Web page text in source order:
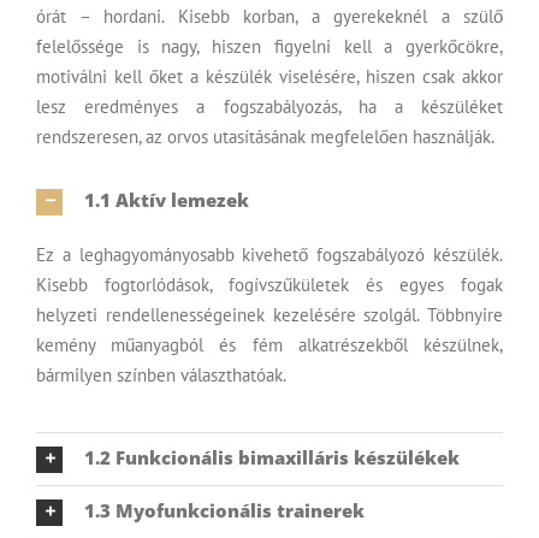
órát – hordani. Kisebb korban, a gyerekeknél a szülő
felelőssége is nagy, hiszen figyelni kell a gyerkőcökre,
motiválni kell őket a készülék viselésére, hiszen csak akkor
lesz eredményes a fogszabályozás, ha a készüléket
rendszeresen, az orvos utasításának megfelelően használják.
1.1 Aktív lemezek
Ez a leghagyományosabb kivehető fogszabályozó készülék.
Kisebb fogtorlódások, fogívszűkületek és egyes fogak
helyzeti rendellenességeinek kezelésére szolgál. Többnyire
kemény műanyagból és fém alkatrészekből készülnek,
bármilyen színben választhatóak.
1.2 Funkcionális bimaxilláris készülékek
1.3 Myofunkcionális trainerek